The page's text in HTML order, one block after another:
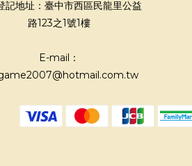
記地址：臺中市西區民龍里公益
路123之1號1樓
E-mail：